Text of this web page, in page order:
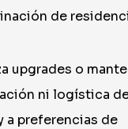
de
upgrades o
ni logística
a preferencias de